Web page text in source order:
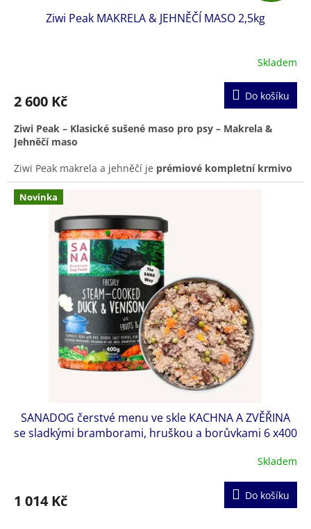
R
M
A
Ziwi Peak MAKRELA & JEHNĚČÍ MASO 2,5kg
Skladem
2 600 Kč Do košíku
Ziwi Peak – Klasické sušené maso pro psy – Makrela &
Jehněčí maso
Ziwi Peak makrela a jehněčí je prémiové kompletní krmivo
pro psy, které spojujevýživné maso z novozélandských
jehňatamodrou makrelu z čistých oceánských vod
Receptura obsahuje
doplněnou onovozélandskou zelenou mušlu
zdravých kloubů a celkové vitality.
pomalému, šetrnému sušení
přirozené živiny, enzymy a skvělou chuť, což zajišťuje
výbornou stravitelnost i pro psy s citlivým zažíváním nebo
potravinovými alergiemi.
Tato receptura je bohatá naomega-3 a omega-6 mastné
, které prospívají zdravé srsti a pokožce. Díky vysoké
nutriční hodnotě stačímalá denní dávka, aby měl váš pes
dostatek energie, síly a zdraví.
Bez obilovin, umělých přísad nebo hormonů. Kvalita z
Novinka
SANADOG čerstvé menu ve skle KACHNA A ZVĚŘINA
se sladkými bramborami, hruškou a borůvkami 6 x400
Skladem
1 014 Kč Do košíku